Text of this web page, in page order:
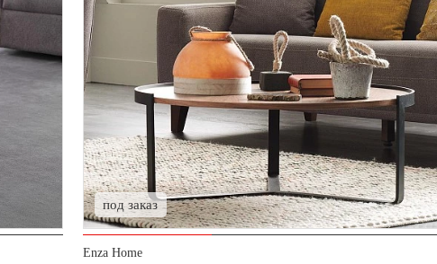
под заказ
Enza Home